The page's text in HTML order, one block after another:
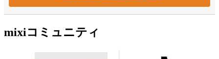
mixiコミュニティ